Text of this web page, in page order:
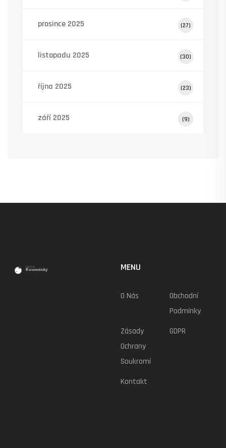
prosince 2025 (27)
listopadu 2025 (30)
října 2025 (23)
září 2025 (9)
MENU
O Nás
Obchodní
Podmínky
Zásady
Ochrany
Soukromí
GDPR
Kontakt